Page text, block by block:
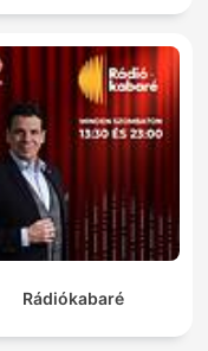
Rádiókabaré